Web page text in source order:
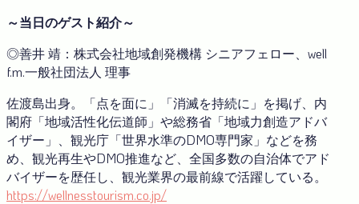
～当日のゲスト紹介～
◎善井 靖：株式会社地域創発機構 シニアフェロー、well
f.m.一般社団法人 理事
佐渡島出身。「点を面に」「消滅を持続に」を掲げ、内
閣府「地域活性化伝道師」や総務省「地域力創造アドバ
イザー」、観光庁「世界水準のDMO専門家」などを務
め、観光再生やDMO推進など、全国多数の自治体でアド
バイザーを歴任し、観光業界の最前線で活躍している。
https://wellnesstourism.co.jp/